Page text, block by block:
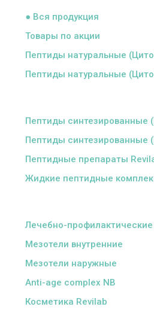
● Вся продукция
Товары по акции
Пептиды натуральные
Пептиды натуральные
Пептиды синтезированные
Пептиды синтезированные
Пептидные препараты
Жидкие пептидные
Лечебно-
Мезотели внутренние
Мезотели наружные
Anti-age complex NB
Косметика Revilab